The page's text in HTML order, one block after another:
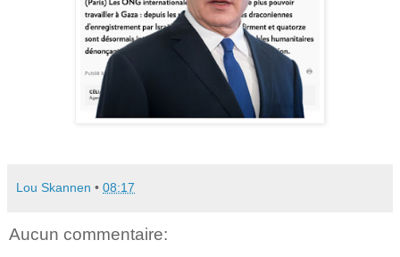
Lou Skannen • 08:17
Aucun commentaire: